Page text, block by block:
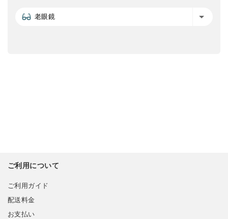
老眼鏡
ご利用について
ご利用ガイド
配送料金
お支払い